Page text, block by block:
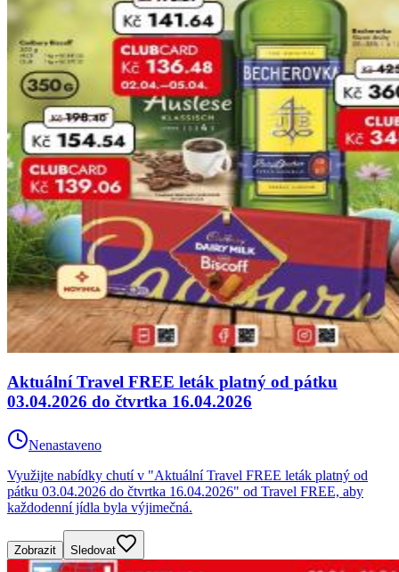
Aktuální Travel FREE leták platný od pátku
03.04.2026 do čtvrtka 16.04.2026
Nenastaveno
Využijte nabídky chutí v "Aktuální Travel FREE leták platný od
pátku 03.04.2026 do čtvrtka 16.04.2026" od Travel FREE, aby
každodenní jídla byla výjimečná.
Zobrazit Sledovat